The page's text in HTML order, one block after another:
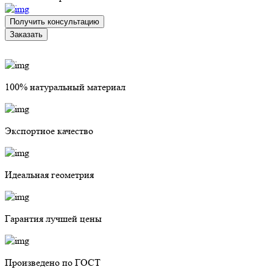
Получить консультацию
Заказать
100% натуральный материал
Экспортное качество
Идеальная геометрия
Гарантия лучшей цены
Произведено по ГОСТ